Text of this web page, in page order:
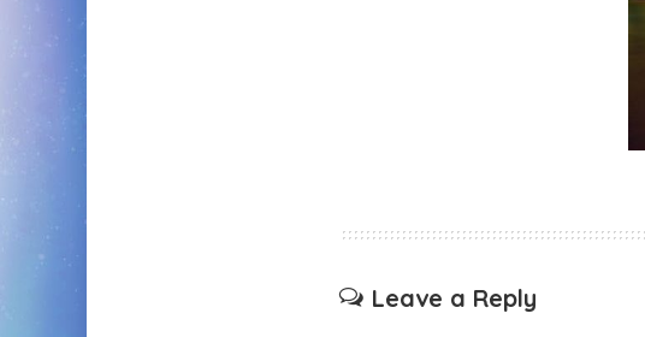
Leave a Reply